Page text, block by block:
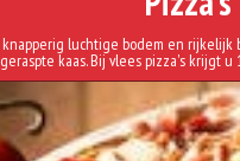
luchtige bodem en
geraspte kaas. Bij vlees pizza's krijgt u